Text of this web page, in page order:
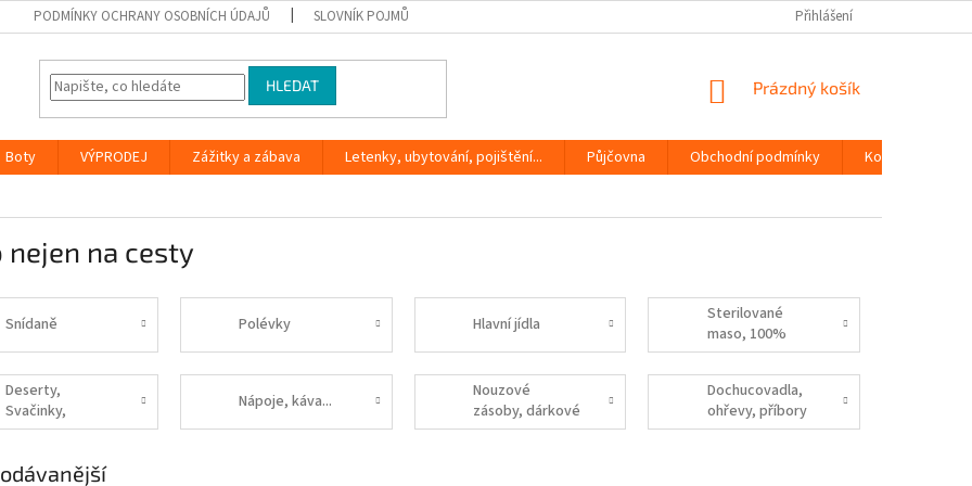
PODMÍNKY OCHRANY OSOBNÍCH ÚDAJŮ SLOVNÍK POJMŮ Přihlášení
HLEDAT
NÁKUPNÍ
Prázdný košík
Boty VÝPRODEJ Zážitky a zábava Letenky, ubytování, pojištění... Půjčovna Obchodní podmínky
Kontakty
nejen na cesty
Snídaně Polévky Hlavní jídla
Sterilované
maso, 100%
maso
Deserty,
Svačinky,
Snacky,
Nápoje, káva...
Nouzové
zásoby, dárkové
balíčky...
Dochucovadla,
ohřevy, příbory
apod.